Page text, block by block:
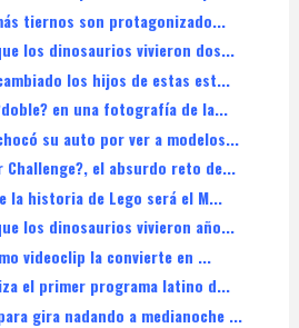
tiernos son protagonizado...
los dinosaurios vivieron dos...
los hijos de estas est...
en una fotografía de la...
su auto por ver a modelos...
Challenge?, el absurdo reto de...
la historia de Lego será el M...
los dinosaurios vivieron año...
videoclip la convierte en ...
el primer programa latino d...
gira nadando a medianoche ...